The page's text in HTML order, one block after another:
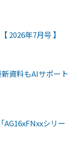
2026年7月号 】
資料もAIサポート
シリー